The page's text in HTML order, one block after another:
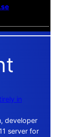
in
developer
server for